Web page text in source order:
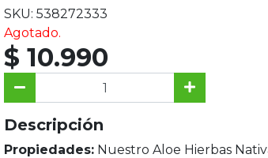
SKU: 538272333
Agotado.
$ 10.990
Descripción
Propiedades: Nuestro Aloe Hierbas